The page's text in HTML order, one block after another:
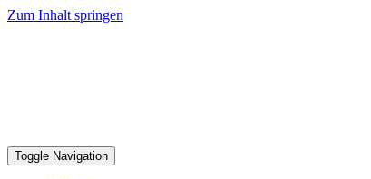
Zum Inhalt springen
Toggle Navigation